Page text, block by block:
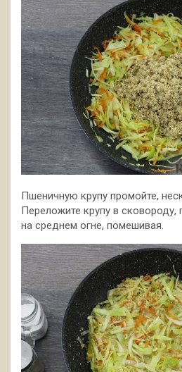
Пшеничную крупу промойте,
Переложите крупу в сковороду,
на среднем огне, помешивая.